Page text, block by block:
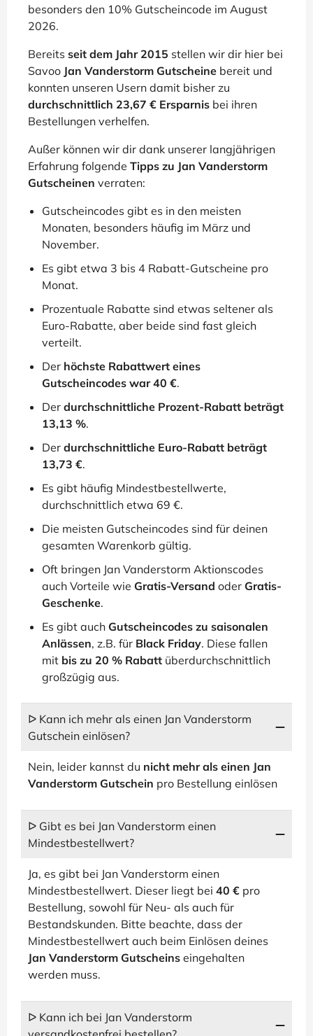
besonders den 10% Gutscheincode im August
2026.
Bereits seit dem Jahr 2015 stellen wir dir hier bei
Savoo Jan Vanderstorm Gutscheine bereit und
konnten unseren Usern damit bisher zu
durchschnittlich 23,67 € Ersparnis bei ihren
Bestellungen verhelfen.
Außer können wir dir dank unserer langjährigen
Erfahrung folgende Tipps zu Jan Vanderstorm
Gutscheinen verraten:
Gutscheincodes gibt es in den meisten
Monaten, besonders häufig im März und
November.
Es gibt etwa 3 bis 4 Rabatt-Gutscheine pro
Monat.
Prozentuale Rabatte sind etwas seltener als
Euro-Rabatte, aber beide sind fast gleich
verteilt.
Der höchste Rabattwert eines
Gutscheincodes war 40 €.
Der durchschnittliche Prozent-Rabatt beträgt
13,13 %.
Der durchschnittliche Euro-Rabatt beträgt
13,73 €.
Es gibt häufig Mindestbestellwerte,
durchschnittlich etwa 69 €.
Die meisten Gutscheincodes sind für deinen
gesamten Warenkorb gültig.
Oft bringen Jan Vanderstorm Aktionscodes
auch Vorteile wie Gratis-Versand oder Gratis-
Geschenke.
Es gibt auch Gutscheincodes zu saisonalen
Anlässen, z.B. für Black Friday. Diese fallen
mit bis zu 20 % Rabatt überdurchschnittlich
großzügig aus.
ᐅ Kann ich mehr als einen Jan Vanderstorm
Gutschein einlösen?
Nein, leider kannst du nicht mehr als einen Jan
Vanderstorm Gutschein pro Bestellung einlösen
ᐅ Gibt es bei Jan Vanderstorm einen
Mindestbestellwert?
Ja, es gibt bei Jan Vanderstorm einen
Mindestbestellwert. Dieser liegt bei 40 € pro
Bestellung, sowohl für Neu- als auch für
Bestandskunden. Bitte beachte, dass der
Mindestbestellwert auch beim Einlösen deines
Jan Vanderstorm Gutscheins eingehalten
werden muss.
ᐅ Kann ich bei Jan Vanderstorm